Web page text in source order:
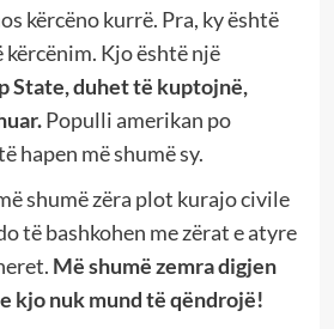
kërcëno kurrë. Pra, ky është
Kjo është një
State, duhet të kuptojnë,
Populli amerikan po
hapen më shumë sy.
shumë zëra plot kurajo civile
të bashkohen me zërat e atyre
Më shumë zemra digjen
kjo nuk mund të qëndrojë!